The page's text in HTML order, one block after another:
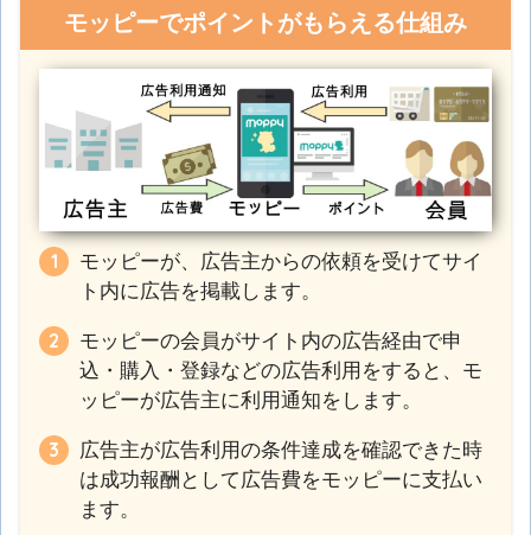
モッピーでポイントがもらえる仕組み
モッピーが、広告主からの依頼を受けてサイ
ト内に広告を掲載します。
モッピーの会員がサイト内の広告経由で申
込・購入・登録などの広告利用をすると、モ
ッピーが広告主に利用通知をします。
広告主が広告利用の条件達成を確認できた時
は成功報酬として広告費をモッピーに支払い
ます。